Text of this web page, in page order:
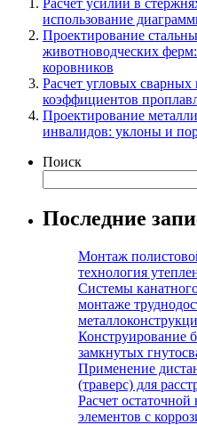
Расчет усилий в
использование
Проектирование
животноводческих
коровников
Расчет угловых сварных
коэффициентов
Проектирование
инвалидов: уклоны и
Поиск
Последние
Монтаж
технология
Системы
монтаже
Конструирование
замкнутых
Применение
(траверс) для
Расчет
элементов с